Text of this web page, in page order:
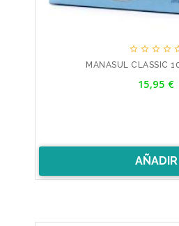
   
MANASUL CLASSIC
15,95 €
AÑADIR